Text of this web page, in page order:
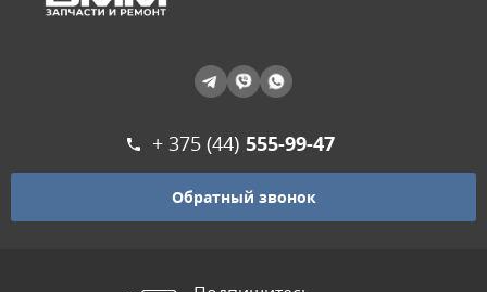
+ 375 (44) 555-99-47
Обратный звонок